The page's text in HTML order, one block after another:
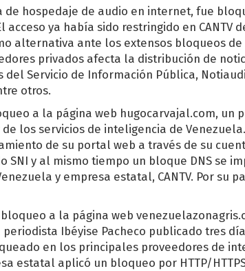
hospedaje de audio en internet, fue
ya había sido restringido en CANTV
alternativa ante los extensos bloqueos de
privados afecta la distribución de
Servicio de Información Pública,
otros.
a la página web hugocarvajal.com, un
los servicios de inteligencia de
de su portal web a través de su
SNI y al mismo tiempo un bloque DNS se
y empresa estatal, CANTV. Por su
a la página web
Ibéyise Pacheco publicado tres
en los principales proveedores de
estatal aplicó un bloqueo por HTTP/